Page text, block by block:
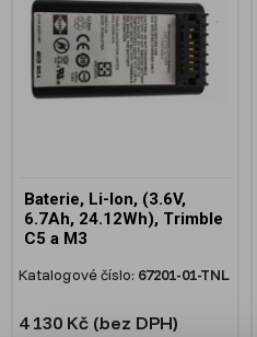
Baterie, Li-Ion, (3.6V,
6.7Ah, 24.12Wh), Trimble
C5 a M3
Katalogové číslo: 67201-01-TNL
4 130 Kč (bez DPH)